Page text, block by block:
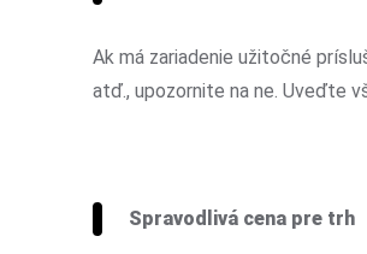
Ak má zariadenie užitočné
atď., upozornite na ne. Uveďte
Spravodlivá cena pre trh